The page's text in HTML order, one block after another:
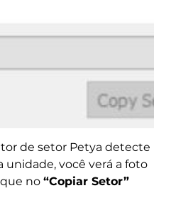
de setor Petya detecte
você verá a foto
no “Copiar Setor”